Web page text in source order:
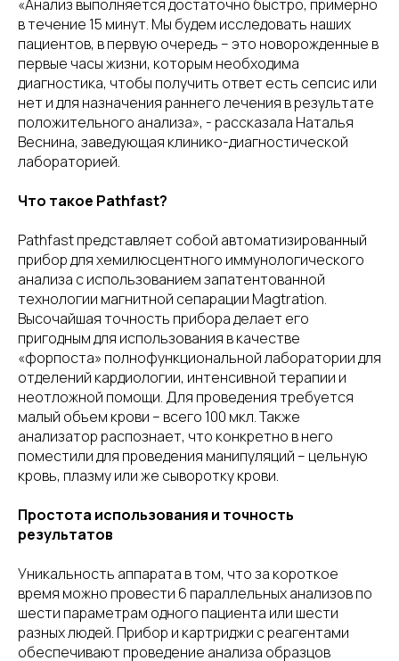
«Анализ выполняется достаточно быстро, примерно
в течение 15 минут. Мы будем исследовать наших
пациентов, в первую очередь – это новорожденные в
первые часы жизни, которым необходима
диагностика, чтобы получить ответ есть сепсис или
нет и для назначения раннего лечения в результате
положительного анализа», - рассказала Наталья
Веснина, заведующая клинико-диагностической
лабораторией.
Что такое Pathfast?
Pathfast представляет собой автоматизированный
прибор для хемилюсцентного иммунологического
анализа с использованием запатентованной
технологии магнитной сепарации Magtration.
Высочайшая точность прибора делает его
пригодным для использования в качестве
«форпоста» полнофункциональной лаборатории для
отделений кардиологии, интенсивной терапии и
неотложной помощи. Для проведения требуется
малый объем крови – всего 100 мкл. Также
анализатор распознает, что конкретно в него
поместили для проведения манипуляций – цельную
кровь, плазму или же сыворотку крови.
Простота использования и точность
результатов
Уникальность аппарата в том, что за короткое
время можно провести 6 параллельных анализов по
шести параметрам одного пациента или шести
разных людей. Прибор и картриджи с реагентами
обеспечивают проведение анализа образцов